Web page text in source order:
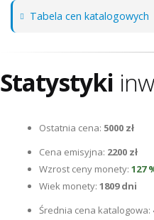
Tabela cen katalogowych
Statystyki
Ostatnia cena: 5000 zł
Cena emisyjna: 2200 zł
Wzrost ceny monety: 127
Wiek monety: 1809 dni
Średnia cena katalogowa: